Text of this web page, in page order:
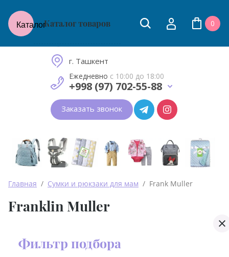
КаталогКаталог товаров
0
Товары для молодых мам
г. Ташкент
Ежедневно с 10:00 до 18:00
+998 (97) 702-55-88
Заказать звонок
Главная
  /
Сумки и рюкзаки для мам
  /  Frank Muller
Franklin Muller
Фильтр подбора